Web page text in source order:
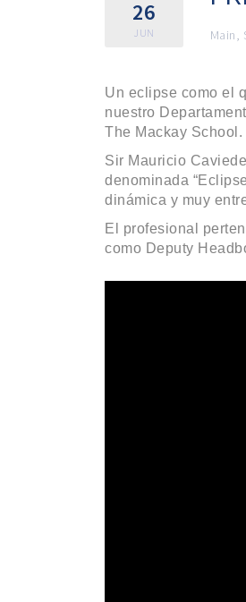
26
JUN Main,
Un eclipse como el
nuestro
The Mackay School.
Sir Mauricio
denominada
dinámica y muy
El profesional
como Deputy